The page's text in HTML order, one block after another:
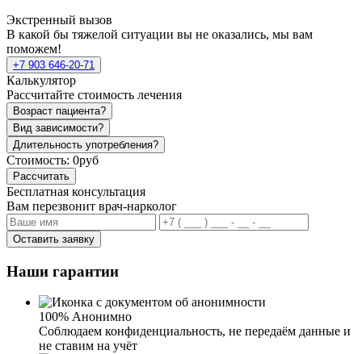
Экстренный вызов
В какой бы тяжелой ситуации вы не оказались, мы вам
поможем!
+7 903 646-20-71
Калькулятор
Рассчитайте стоимость лечения
Возраст пациента?
Вид зависимости?
Длительность употребления?
Стоимость: 0руб
Рассчитать
Бесплатная консультация
Вам перезвонит врач-нарколог
Оставить заявку
Наши гарантии
100% Анонимно
Соблюдаем конфиденциальность, не передаём данные и
не ставим на учёт